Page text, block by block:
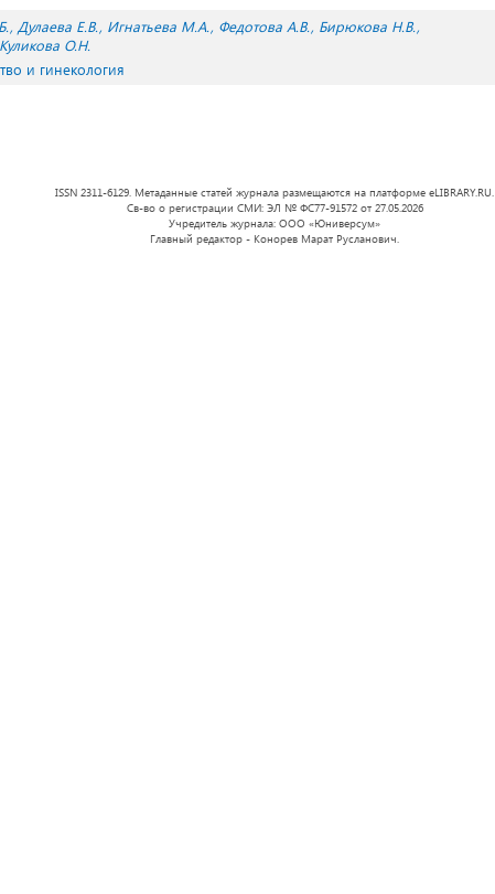
Дулаева Е.В. Игнатьева М.А. Федотова А.В. Бирюкова Н.В.
Куликова О.Н.
и гинекология
ISSN 2311-6129. Метаданные статей журнала размещаются на платформе eLIBRARY.RU.
Св-во о регистрации СМИ: ЭЛ № ФС77-91572 от 27.05.2026
Учредитель журнала: ООО «Юниверсум»
Главный редактор - Конорев Марат Русланович.